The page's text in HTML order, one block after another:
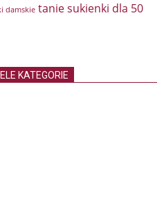
damskie tanie sukienki dla 50
KATEGORIE